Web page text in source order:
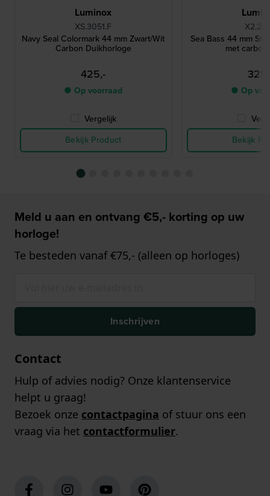
Luminox
XS.3051.F
Navy Seal Colormark 44 mm Zwart/Wit
Carbon Duikhorloge
425,-
● Op voorraad
Vergelijk
Bekijk Product
Sea Bass 44 mm
met
● Op
Bekijk
Meld u aan en ontvang €5,- korting op uw
horloge!
Te besteden vanaf €75,- (alleen op horloges)
Inschrijven
Contact
Hulp of advies nodig? Onze klantenservice
helpt u graag!
Bezoek onze contactpagina of stuur ons een
vraag via het contactformulier.